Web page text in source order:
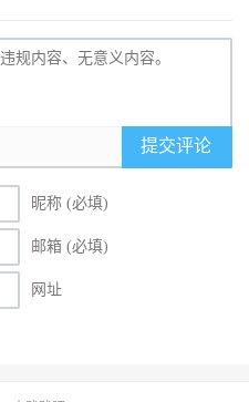
提交评论
昵称 (必填)
邮箱 (必填)
网址